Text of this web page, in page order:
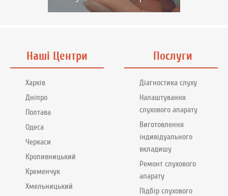
Наші Центри
Харків
Дніпро
Полтава
Одеса
Черкаси
Кропивницький
Кременчук
Хмельницький
Послуги
Діагностика слуху
Налаштування
слухового апарату
Виготовлення
індивідуального
вкладишу
Ремонт слухового
апарату
Підбір слухового